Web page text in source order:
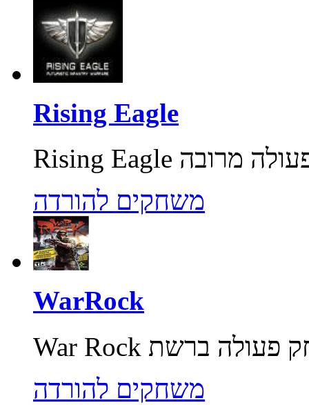
Rising Eagle
משחקים להורדה
WarRock
משחקים להורדה